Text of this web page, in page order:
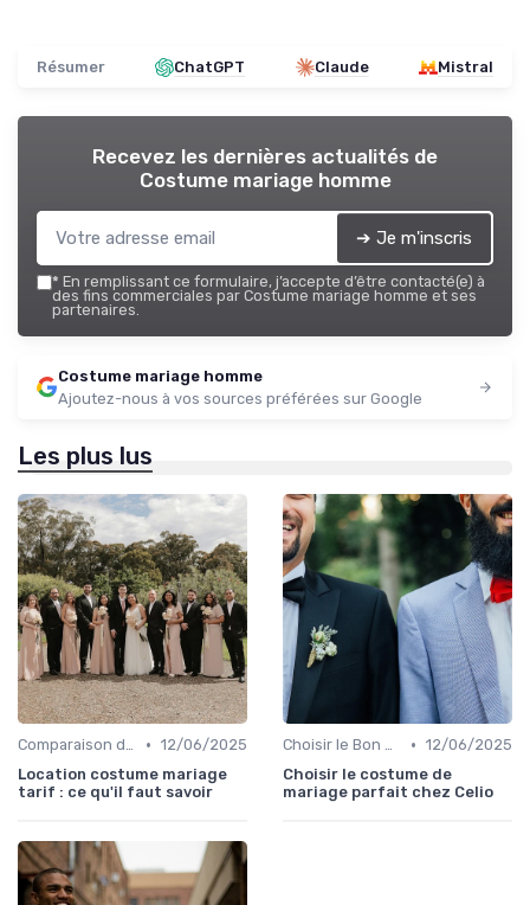
Résumer ChatGPT Claude Mistral
Recevez les dernières actualités de
Costume mariage homme
➔ Je m'inscris
* En remplissant ce formulaire, j’accepte d’être contacté(e) à
des fins commerciales par Costume mariage homme et ses
partenaires.
Costume mariage homme
Ajoutez-nous à vos sources préférées sur Google
Les plus lus
Comparaison de Prix et de Marques • 12/06/2025
Location costume mariage
tarif : ce qu'il faut savoir
Choisir le Bon Costume • 12/06/2025
Choisir le costume de
mariage parfait chez Celio